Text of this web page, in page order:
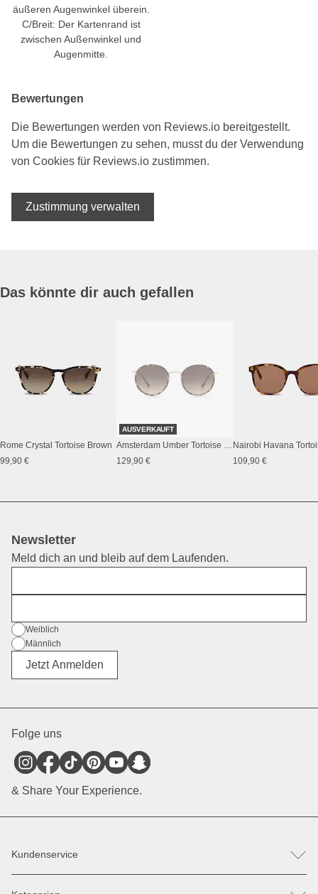
äußeren Augenwinkel überein.
C/Breit: Der Kartenrand ist
zwischen Außenwinkel und
Augenmitte.
Bewertungen
Die Bewertungen werden von Reviews.io bereitgestellt.
Um die Bewertungen zu sehen, musst du der Verwendung
von Cookies für Reviews.io zustimmen.
Zustimmung verwalten
Das könnte dir auch gefallen
Rome Crystal Tortoise Brown
99,90 €
AUSVERKAUFT
Amsterdam Umber Tortoise Brown
129,90 €
109,90 €
Newsletter
Meld dich an und bleib auf dem Laufenden.
Geschlecht
Weiblich
Männlich
Divers
Jetzt Anmelden
Folge uns
& Share Your Experience.
Kundenservice